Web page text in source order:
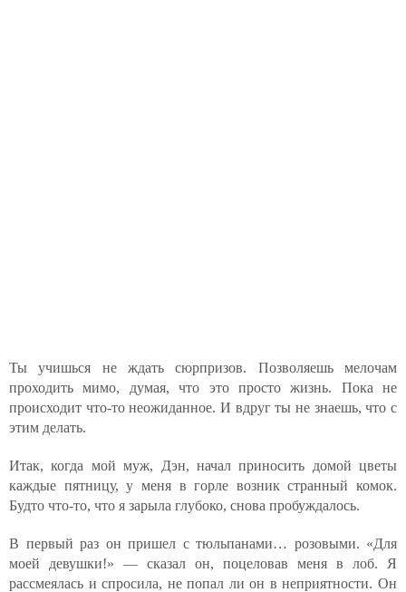
Ты учишься не ждать сюрпризов. Позволяешь мелочам
проходить мимо, думая, что это просто жизнь. Пока не
происходит что-то неожиданное. И вдруг ты не знаешь, что с
этим делать.
Итак, когда мой муж, Дэн, начал приносить домой цветы
каждые пятницу, у меня в горле возник странный комок.
Будто что-то, что я зарыла глубоко, снова пробуждалось.
В первый раз он пришел с тюльпанами… розовыми. «Для
моей девушки!» — сказал он, поцеловав меня в лоб. Я
рассмеялась и спросила, не попал ли он в неприятности. Он